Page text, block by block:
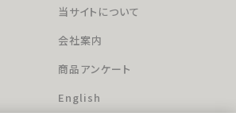
当サイトについて
会社案内
商品アンケート
English